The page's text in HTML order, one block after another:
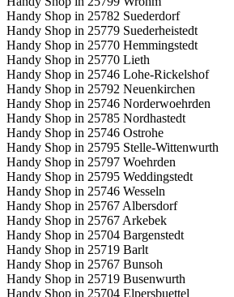
Handy Shop in 25782 Suederdorf
Handy Shop in 25779 Suederheistedt
Handy Shop in 25770 Hemmingstedt
Handy Shop in 25770 Lieth
Handy Shop in 25746 Lohe-Rickelshof
Handy Shop in 25792 Neuenkirchen
Handy Shop in 25746 Norderwoehrden
Handy Shop in 25785 Nordhastedt
Handy Shop in 25746 Ostrohe
Handy Shop in 25795 Stelle-Wittenwurth
Handy Shop in 25797 Woehrden
Handy Shop in 25795 Weddingstedt
Handy Shop in 25746 Wesseln
Handy Shop in 25767 Albersdorf
Handy Shop in 25767 Arkebek
Handy Shop in 25704 Bargenstedt
Handy Shop in 25719 Barlt
Handy Shop in 25767 Bunsoh
Handy Shop in 25719 Busenwurth
Handy Shop in 25704 Elpersbuettel